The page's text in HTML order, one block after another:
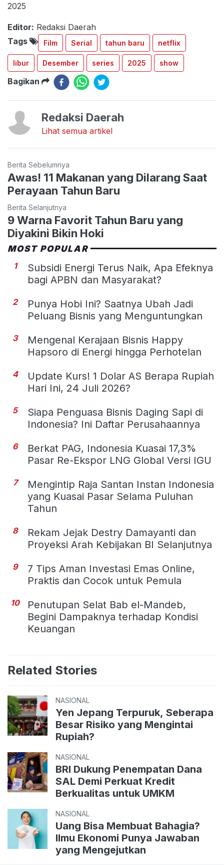
2025
Editor: Redaksi Daerah
Tags
Film Serial tahun baru netflix
libur Desember series 2025 show
Bagikan
Redaksi Daerah
Lihat semua artikel
Berita Sebelumnya
Awas! 11 Makanan yang Dilarang Saat
Perayaan Tahun Baru
Berita Selanjutnya
9 Warna Favorit Tahun Baru yang
Diyakini Bikin Hoki
MOST POPULAR
1
Subsidi Energi Terus Naik, Apa Efeknya
bagi APBN dan Masyarakat?
2
Punya Hobi Ini? Saatnya Ubah Jadi
Peluang Bisnis yang Menguntungkan
3
Mengenal Kerajaan Bisnis Happy
Hapsoro di Energi hingga Perhotelan
4
Update Kurs! 1 Dolar AS Berapa Rupiah
Hari Ini, 24 Juli 2026?
5
Siapa Penguasa Bisnis Daging Sapi di
Indonesia? Ini Daftar Perusahaannya
6
Berkat PAG, Indonesia Kuasai 17,3%
Pasar Re-Ekspor LNG Global Versi IGU
7
Mengintip Raja Santan Instan Indonesia
yang Kuasai Pasar Selama Puluhan
Tahun
8
Rekam Jejak Destry Damayanti dan
Proyeksi Arah Kebijakan BI Selanjutnya
9
7 Tips Aman Investasi Emas Online,
Praktis dan Cocok untuk Pemula
10
Penutupan Selat Bab el-Mandeb,
Begini Dampaknya terhadap Kondisi
Keuangan
Related Stories
NASIONAL
Yen Jepang Terpuruk, Seberapa
Besar Risiko yang Mengintai
Rupiah?
NASIONAL
BRI Dukung Penempatan Dana
SAL Demi Perkuat Kredit
Berkualitas untuk UMKM
NASIONAL
Uang Bisa Membuat Bahagia?
Ilmu Ekonomi Punya Jawaban
yang Mengejutkan